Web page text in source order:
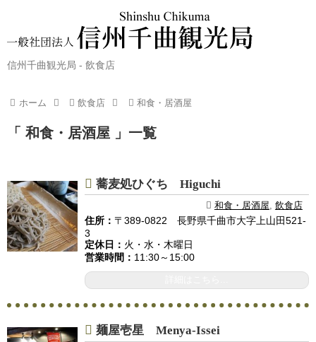
信州千曲観光局 - 飲食店
ホーム 飲食店 和食・居酒屋
「 和食・居酒屋 」一覧
蕎麦処ひぐち Higuchi
和食・居酒屋, 飲食店
住所： 〒389-0822 長野県千曲市大字上山田521-
3
定休日： 火・水・木曜日
営業時間： 11:30～15:00
麺屋壱星 Menya-Issei